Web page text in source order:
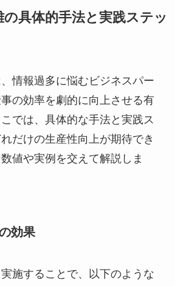
具体的手法と実践ステッ
情報過多に悩むビジネスパー
の効率を劇的に向上させる有
では、具体的な手法と実践ス
だけの生産性向上が期待でき
値や実例を交えて解説しま
効果
施することで、以下のような